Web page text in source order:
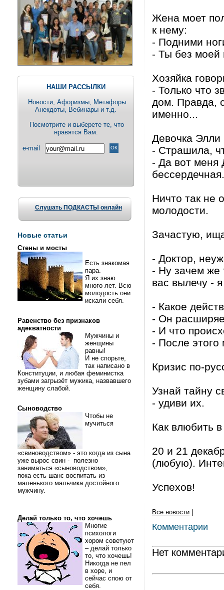
НАШИ РАССЫЛКИ
Новости, Aфоризмы, Метафоры
Анекдоты, Вебинары и т.д.
Посмотрите и выберете те, что
нравятся Вам.
e-mail
Слушать ПОДКАСТЫ онлайн
Новые статьи
Стены и мосты
Есть знакомая
пара.
Я их знаю
много лет. Всю
молодость они
искали себя.
Равенство без признаков
адекватности
Мужчины и
женщины
равны!
И не спорьте,
так написано в
Конституции, и любая феминистка
зубами загрызёт мужика, назвавшего
женщину слабой.
Сыноводство
Чтобы не
мучиться
«свиноводством» - это когда из сына
уже вырос свин - полезно
заниматься «сыноводством»,
пока есть шанс воспитать из
маленького мальчика достойного
мужчину.
Делай только то, что хочешь
Многие
психологи
хором советуют
– делай только
то, что хочешь!
Никогда не пел
в хоре, и
сейчас спою от
себя.
Жена моет
к нему:
- Подними
- Ты без
Хозяйка
- Только что
дом. Правда,
именно...
Девочка Элли
- Страшила,
- Да вот меня
Ничто так не
молодости.
Зачастую,
- Доктор,
- Ну зачем же
вас вылечу -
- Какое
- Он
- И что
- После
Кризис по-
Узнай тайну
- удиви их.
Как влюбить
20 и 21
(любую).
Успехов!
Все новости
Комментарии
Нет